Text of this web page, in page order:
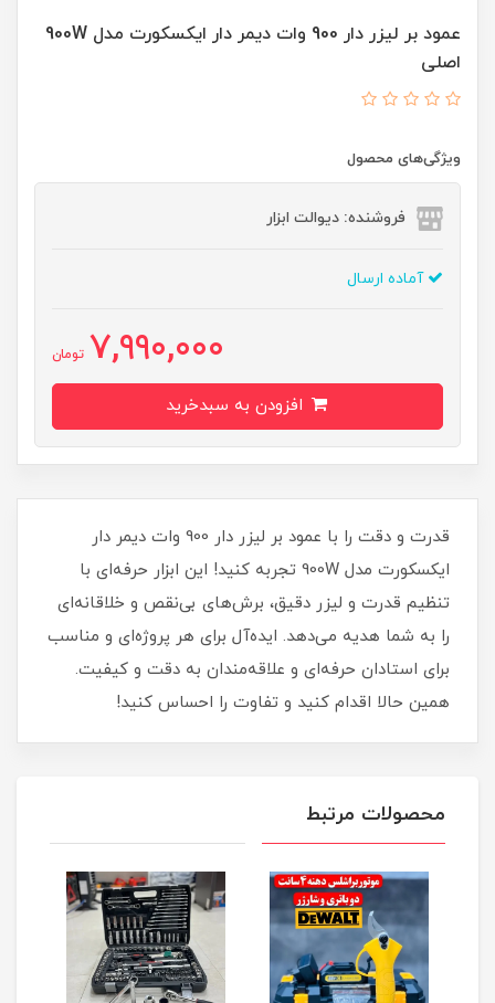
عمود بر لیزر دار 900 وات دیمر دار ایکسکورت مدل 900W
اصلی
ویژگی‌های محصول
فروشنده: دیوالت ابزار
آماده ارسال
7,990,000 تومان
قدرت و دقت را با عمود بر لیزر دار 900 وات دیمر دار
ایکسکورت مدل 900W تجربه کنید! این ابزار حرفه‌ای با
تنظیم قدرت و لیزر دقیق، برش‌های بی‌نقص و خلاقانه‌ای
را به شما هدیه می‌دهد. ایده‌آل برای هر پروژه‌ای و مناسب
برای استادان حرفه‌ای و علاقه‌مندان به دقت و کیفیت.
همین حالا اقدام کنید و تفاوت را احساس کنید!
محصولات مرتبط